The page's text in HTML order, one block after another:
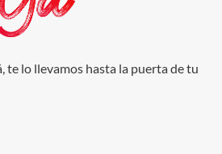
te lo llevamos hasta la puerta de tu